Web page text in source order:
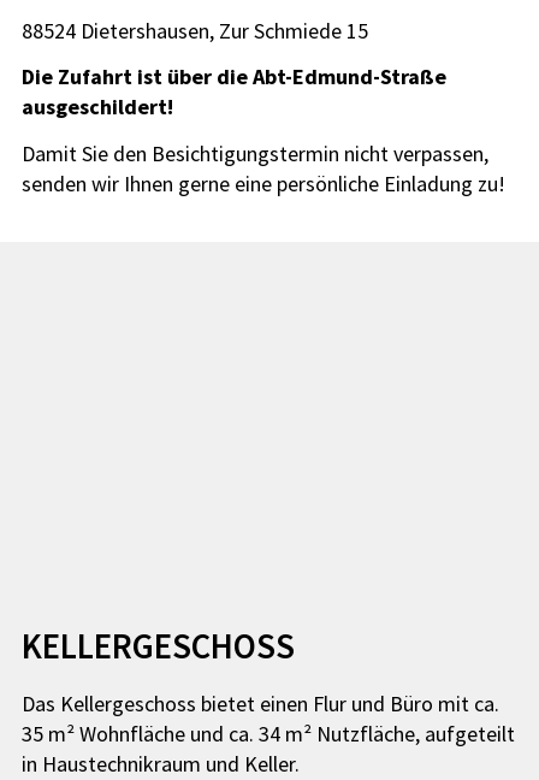
88524 Dietershausen, Zur Schmiede 15
Die Zufahrt ist über die Abt-Edmund-Straße
ausgeschildert!
Damit Sie den Besichtigungstermin nicht verpassen,
senden wir Ihnen gerne eine persönliche Einladung zu!
KELLERGESCHOSS
Das Kellergeschoss bietet einen Flur und Büro mit ca.
35 m² Wohnfläche und ca. 34 m² Nutzfläche, aufgeteilt
in Haustechnikraum und Keller.